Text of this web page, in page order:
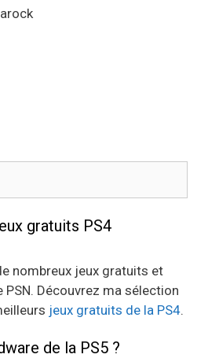
gratuits PS4
nombreux jeux gratuits et
PSN. Découvrez ma sélection
jeux gratuits de la PS4.
de la PS5 ?